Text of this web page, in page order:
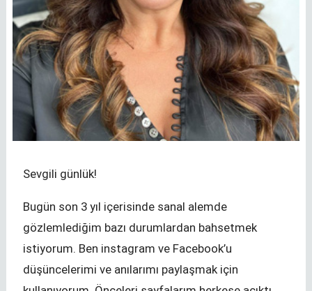
Sevgili günlük!
Bugün son 3 yıl içerisinde sanal alemde
gözlemlediğim bazı durumlardan bahsetmek
istiyorum. Ben instagram ve Facebook’u
düşüncelerimi ve anılarımı paylaşmak için